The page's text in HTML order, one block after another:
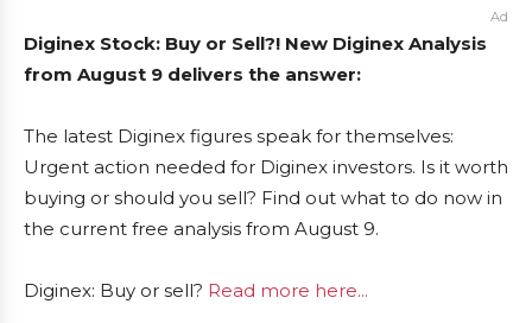
Ad
Diginex Stock: Buy or Sell?! New Diginex Analysis
from August 9 delivers the answer:
The latest Diginex figures speak for themselves:
Urgent action needed for Diginex investors. Is it worth
buying or should you sell? Find out what to do now in
the current free analysis from August 9.
Diginex: Buy or sell? Read more here...